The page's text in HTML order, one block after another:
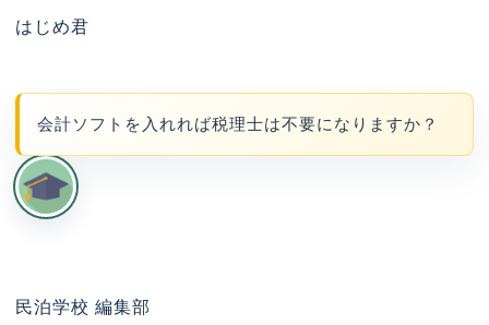
はじめ君
会計ソフトを入れれば税理士は不要になりますか？
民泊学校 編集部